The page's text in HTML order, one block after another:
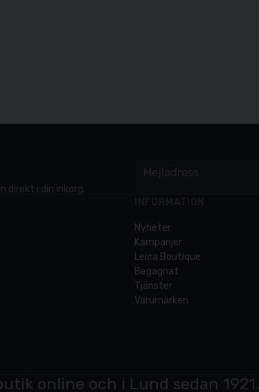
direkt i din inkorg.
Nyheter
Kampanjer
Leica Boutique
Begagnat
Tjänster
Varumärken
online och i Lund sedan 1921.